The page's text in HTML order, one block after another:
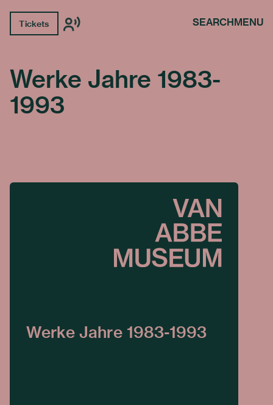
Tickets SEARCHMENU
Werke Jahre 1983-
1993
Werke Jahre 1983-1993